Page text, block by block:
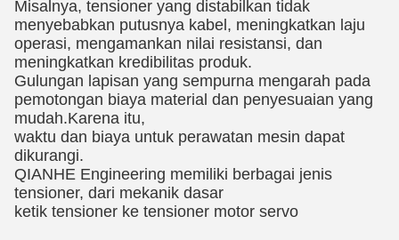
Misalnya, tensioner yang distabilkan tidak
menyebabkan putusnya kabel, meningkatkan laju
operasi, mengamankan nilai resistansi, dan
meningkatkan kredibilitas produk.
Gulungan lapisan yang sempurna mengarah pada
pemotongan biaya material dan penyesuaian yang
mudah.Karena itu,
waktu dan biaya untuk perawatan mesin dapat
dikurangi.
QIANHE Engineering memiliki berbagai jenis
tensioner, dari mekanik dasar
ketik tensioner ke tensioner motor servo